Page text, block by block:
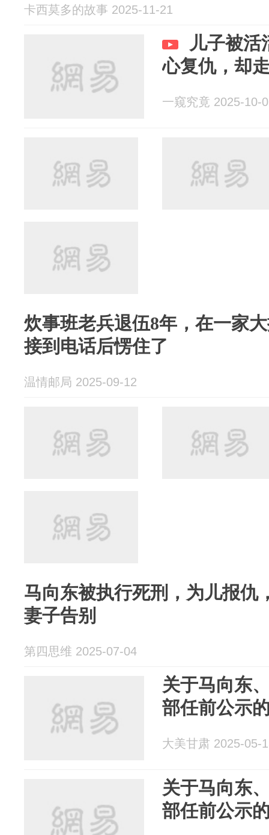
卡西莫多的故事 2025-11-21
儿子被活
心复仇，却
一窥究竟 2025-10-
炊事班老兵退伍8年，在一家
接到电话后愣住了
温情邮局 2025-09-12
马向东被执行死刑，为儿报仇
妻子告别
第四思维 2025-07-04
关于马向东
部任前公示
大美甘肃 2025-05-
关于马向东
部任前公示